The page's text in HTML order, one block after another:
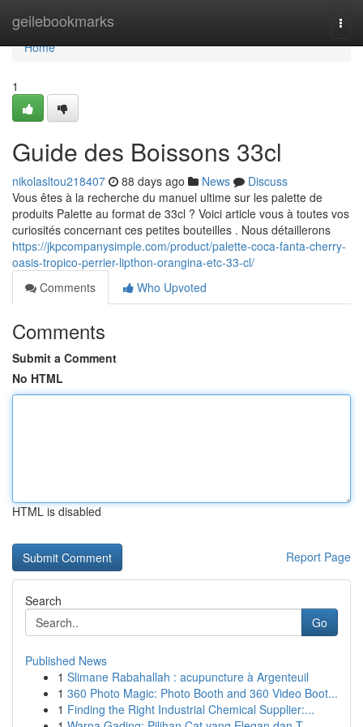
geilebookmarks
Home
Home
1
Guide des Boissons 33cl
nikolasltou218407 88 days ago News
Discuss
Vous êtes à la recherche du manuel ultime sur les palette de
produits Palette au format de 33cl ? Voici article vous à toutes vos
curiosités concernant ces petites bouteilles . Nous détaillerons
https://jkpcompanysimple.com/product/palette-coca-fanta-cherry-
oasis-tropico-perrier-lipthon-orangina-etc-33-cl/
Comments
Who Upvoted
Comments
Submit a Comment
No HTML
HTML is disabled
Report Page
Search
Go
Published News
1 Slimane Rabahallah : acupuncture à Argenteuil
1 360 Photo Magic: Photo Booth and 360 Video Boot...
1 Finding the Right Industrial Chemical Supplier:...